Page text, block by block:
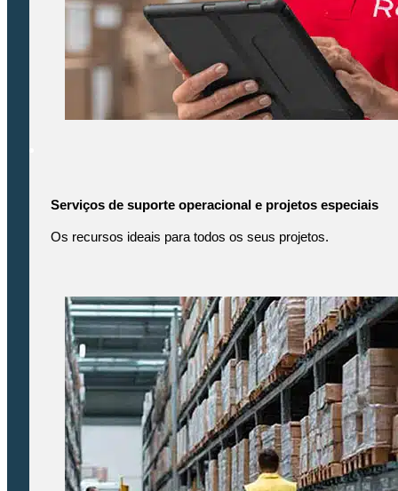
Serviços de suporte operacional e projetos especiais
Os recursos ideais para todos os seus projetos.